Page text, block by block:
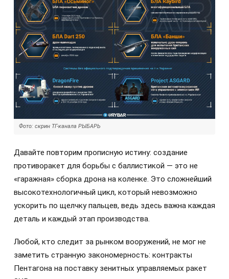
Фото: скрин ТГ-канала РЫБАРЬ
Давайте повторим прописную истину: создание
противоракет для борьбы с баллистикой — это не
«гаражная» сборка дрона на коленке. Это сложнейший
высокотехнологичный цикл, который невозможно
ускорить по щелчку пальцев, ведь здесь важна каждая
деталь и каждый этап производства.
Любой, кто следит за рынком вооружений, не мог не
заметить странную закономерность: контракты
Пентагона на поставку зенитных управляемых ракет